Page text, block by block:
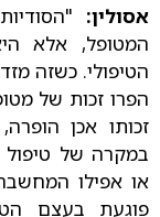
אסולין:
המטופל, אלא
הטיפולי. כשזה
הפרו זכות של
זכותו אכן
במקרה של טיפול
או אפילו
פוגעת בעצם